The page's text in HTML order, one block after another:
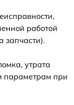
работой
запчасти).
утрата
параметрам при